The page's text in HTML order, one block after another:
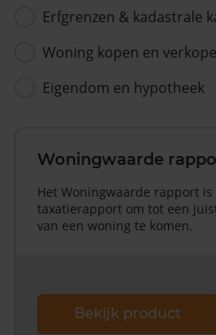
Erfgrenzen & kadastrale
Woning kopen en
Eigendom en hypotheek
Woningwaarde
Het Woningwaarde rapport
taxatierapport om tot een
van een woning te komen.
Bekijk product